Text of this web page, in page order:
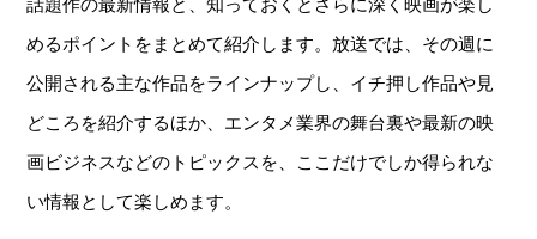
めるポイントをまとめて紹介します。放送では、その週に
公開される主な作品をラインナップし、イチ押し作品や見
どころを紹介するほか、エンタメ業界の舞台裏や最新の映
画ビジネスなどのトピックスを、ここだけでしか得られな
い情報として楽しめます。